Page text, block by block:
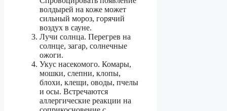
волдырей на коже может
сильный мороз, горячий
воздух в сауне.
Лучи солнца. Перегрев на
солнце, загар, солнечные
ожоги.
Укус насекомого. Комары,
мошки, слепни, клопы,
блохи, клещи, оводы, пчелы
и осы. Встречаются
аллергические реакции на